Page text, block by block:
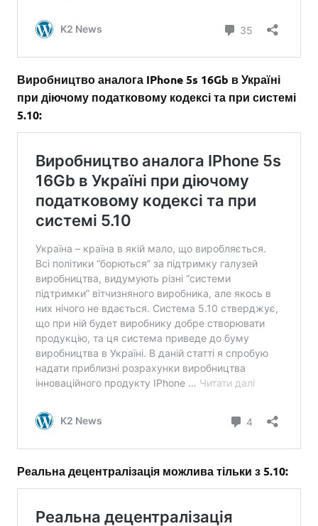
Виробництво аналога IPhone 5s 16Gb в Україні
при діючому податковому кодексі та при системі
5.10:
Реальна децентралізація можлива тільки з 5.10: